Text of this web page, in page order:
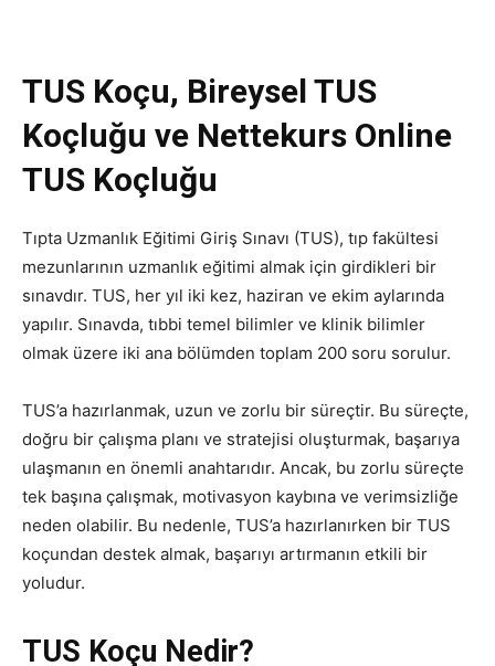
TUS Koçu, Bireysel TUS
Koçluğu ve Nettekurs Online
TUS Koçluğu
Tıpta Uzmanlık Eğitimi Giriş Sınavı (TUS), tıp fakültesi
mezunlarının uzmanlık eğitimi almak için girdikleri bir
sınavdır. TUS, her yıl iki kez, haziran ve ekim aylarında
yapılır. Sınavda, tıbbi temel bilimler ve klinik bilimler
olmak üzere iki ana bölümden toplam 200 soru sorulur.
TUS’a hazırlanmak, uzun ve zorlu bir süreçtir. Bu süreçte,
doğru bir çalışma planı ve stratejisi oluşturmak, başarıya
ulaşmanın en önemli anahtarıdır. Ancak, bu zorlu süreçte
tek başına çalışmak, motivasyon kaybına ve verimsizliğe
neden olabilir. Bu nedenle, TUS’a hazırlanırken bir TUS
koçundan destek almak, başarıyı artırmanın etkili bir
yoludur.
TUS Koçu Nedir?